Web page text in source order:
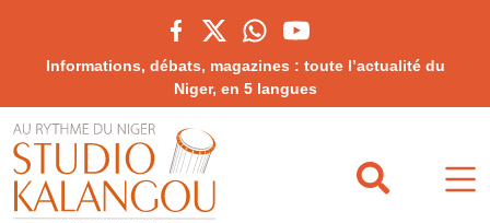
Informations, débats, magazines : toute l’actualité du
Niger, en 5 langues